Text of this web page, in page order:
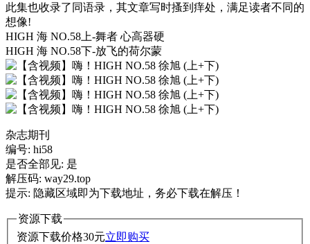
此集也收录了同语录，其文章写时搔到痒处，满足读者不同的
想像!
HIGH 海 NO.58上-舞者 心高器硬
HIGH 海 NO.58下-放飞的荷尔蒙
杂志期刊
编号: hi58
是否全部见: 是
解压码: way29.top
提示: 隐藏区域即为下载地址，务必下载在解压！
资源下载
资源下载价格30元立即购买